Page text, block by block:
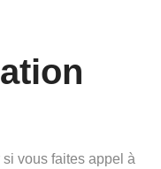
vous faites appel à